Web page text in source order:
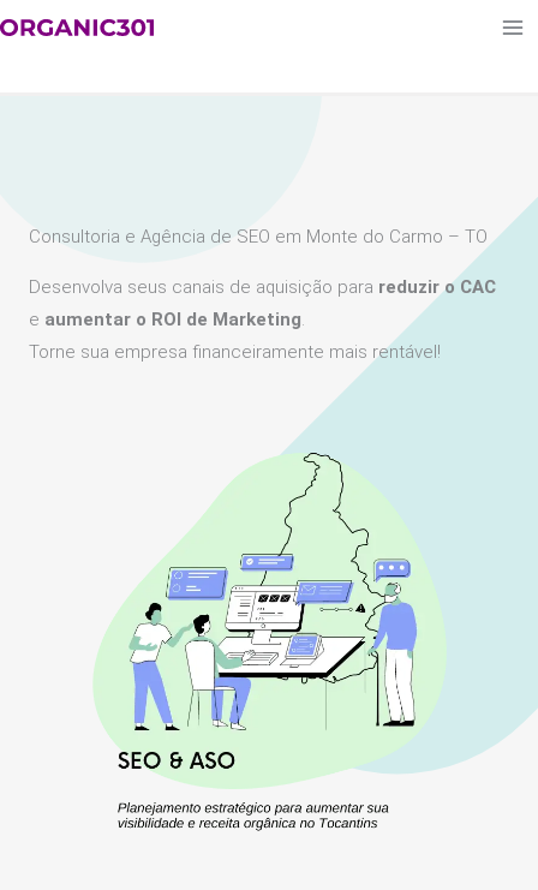
Ir
Consultoria e Agência de SEO em Monte do Carmo – TO
Desenvolva seus canais de aquisição para reduzir o CAC
e aumentar o ROI de Marketing.
Torne sua empresa financeiramente mais rentável!